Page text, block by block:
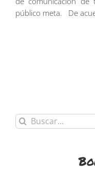
público meta. De
Buscar: